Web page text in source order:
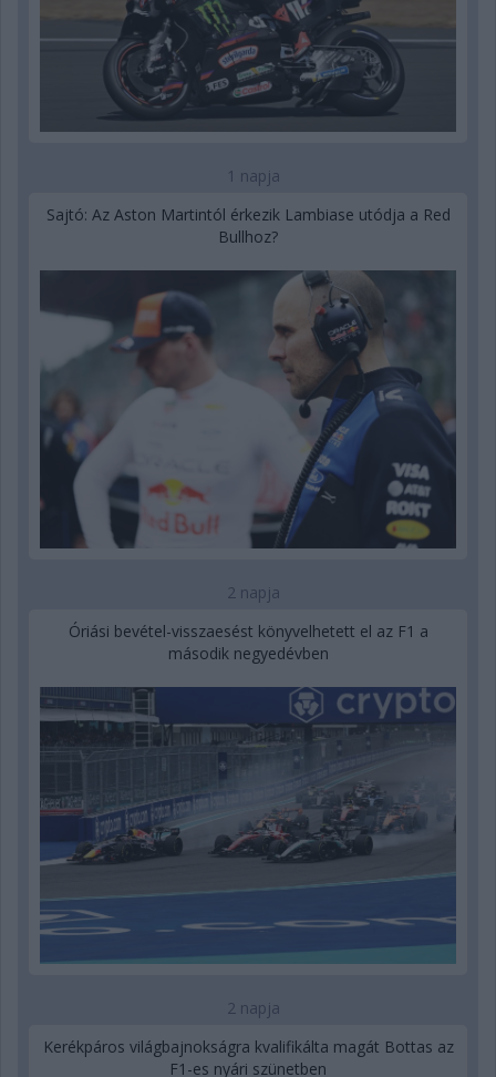
1 napja
Sajtó: Az Aston Martintól érkezik Lambiase utódja a Red
Bullhoz?
2 napja
Óriási bevétel-visszaesést könyvelhetett el az F1 a
második negyedévben
2 napja
Kerékpáros világbajnokságra kvalifikálta magát Bottas az
F1-es nyári szünetben